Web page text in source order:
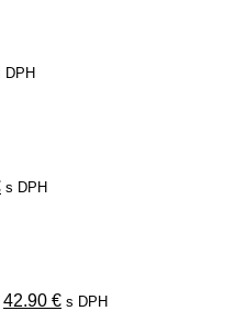
DPH
s DPH
42.90 € s DPH